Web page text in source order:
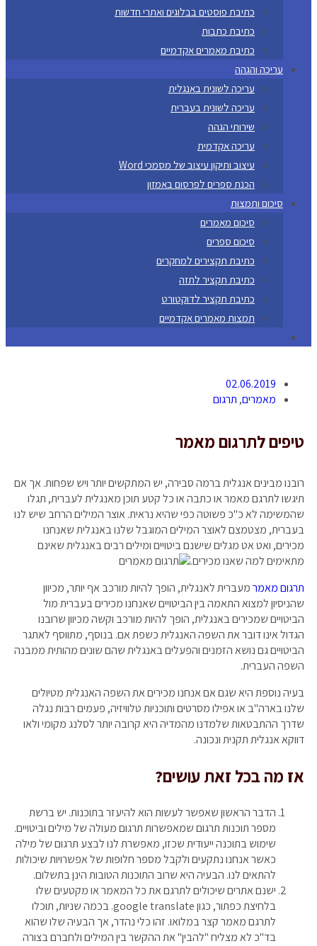
כתיבת פוסטים בבלוגים ואתרי חדשות
כתיבת כתבות
כתיבת מאמרים אקדמיים
עריכה והגהה
עריכה לשונית באנגלית
עריכה לשונית בעברית
שירותי הגהה
עריכה אקדמית
עיצוב ותיקון עיצוב של מסמכי Word
הכנת ספרים לפרסום באמזון
סיכום ותמצות
סיכום מאמרים
סיכום ספרים
כתיבת תקצירים למחקרים
כתיבת תקציר לתזה
כתיבת תקציר לדוקטורט
תמצות מאמרים אקדמיים
02.06.2019
מאמרים, תרגום
טיפים לתרגום מאמר
רובנו מבינים אנגלית ברמה סבירה, יש המתקשים יותר ויש שפחות. אך אם
תיגשו לתרגם מאמר או כתבה או כל קטע תוכן מאנגלית לעברית, תגלו
שהמשימה לא כ"כ פשוטה כפי שהיא נראית. אוצר המילים הרחב שיש לנו
בעברית, מצטמצם לאוצר המילים המוגבל שלנו באנגלית שאנחנו
מכירים, ואט אט מגלים שישנם ביטויים ומילים רבים באנגלית שאינם
מתאימים למה שאנו מכירים.
תרגום מאמרמעברית לאנגלית, הופך להיות מורכב אף יותר, מכיוון
שהניסיון למצוא התאמה בין הביטויים שאנחנו מכירים בעברית מול
הביטויים שמכירים באנגלית, הופך להיות מורכב וקשה מכיוון שרובנו
הגדול אינו דובר את השפה האנגלית כשפת אם. בנוסף, מתווסף לאתגר
הביטויים גם נושא הזמנים והפעלים באנגלית שהם שונים מהותית ממבנה
השפה העברית.
בעיה נוספת היא שגם אם אנחנו מכירים את השפה האנגלית מטיולים
שלנו בארה"ב או אפילו מסרטים ותוכניות טלוויזיה, פעמים רבות נגלה
שדרך ההתבטאות שלמדנו מהמדיה היא קרובה יותר לסלנג מקומי ולאו
דווקא אנגלית תקנית ונכונה.
אז מה בכל זאת עושים?
הדבר הראשון שאפשר לעשות הוא להיעזר בתוכנות. יש ברשת
מספר תוכנות תרגום שמאפשרות תרגום מעולה של מילים וביטויים.
שימוש בתוכנה ייעודית שכזו, מאפשרת לנו לבצע תרגום של מילה
כאשר אנחנו נתקעים ולקבל מספר חלופות של אפשרויות שיכולות
להתאים לנו. הבעיה היא שרוב התוכנות הטובות הינן בתשלום.
ישנם אתרים שיכולים לתרגם את כל המאמר או מקטעים שלו
בלחיצת כפתור, כגון google translate. בכמה שניות, תוכלו
לתרגם מאמר קצר במלואו. זהו כלי נהדר, אך הבעיה שלו שהוא
בד"כ לא מצליח "להבין" את ההקשר בין המילים ולחברם בצורה